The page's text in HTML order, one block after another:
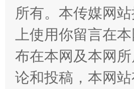
所有。本传媒网
上使用你留言在
布在本网及本网
论和投稿，本网